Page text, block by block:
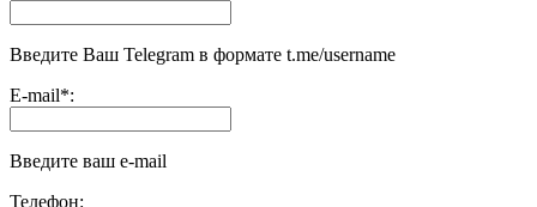
Введите Ваш Telegram в формате t.me/username
E-mail*:
Введите ваш e-mail
Телефон: